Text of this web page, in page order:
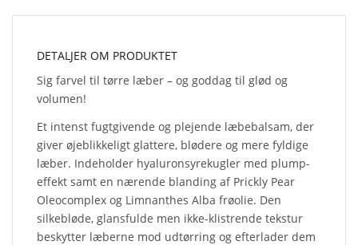
DETALJER OM PRODUKTET
Sig farvel til tørre læber – og goddag til glød og
volumen!
Et intenst fugtgivende og plejende læbebalsam, der
giver øjeblikkeligt glattere, blødere og mere fyldige
læber. Indeholder hyaluronsyrekugler med plump-
effekt samt en nærende blanding af Prickly Pear
Oleocomplex og Limnanthes Alba frøolie. Den
silkebløde, glansfulde men ikke-klistrende tekstur
beskytter læberne mod udtørring og efterlader dem